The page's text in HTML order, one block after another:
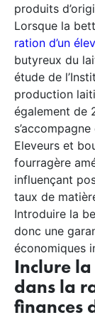
produits
Lorsque la
ration d’un
butyreux du
étude de
production
également de
Eleveurs et
fourragère
influençant
taux de
Introduire la
donc une
économiques
Inclure
dans la
finances